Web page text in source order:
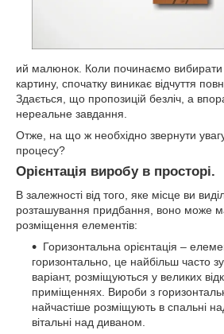
ий малюнок. Коли починаємо вибирати
картину, спочатку виникає відчуття
Здається, що пропозицій безліч, а
нереальне завдання.
Отже, на що ж необхідно звернути
процесу?
Орієнтація виробу в просторі.
В залежності від того, яке місце ви
розташування придбання, воно може
розміщення елементів:
Горизонтальна орієнтація –
горизонтально, це найбільш часто
варіант, розміщуються у великих
приміщеннях. Вироби з
найчастіше розміщують в спальні
вітальні над диваном.